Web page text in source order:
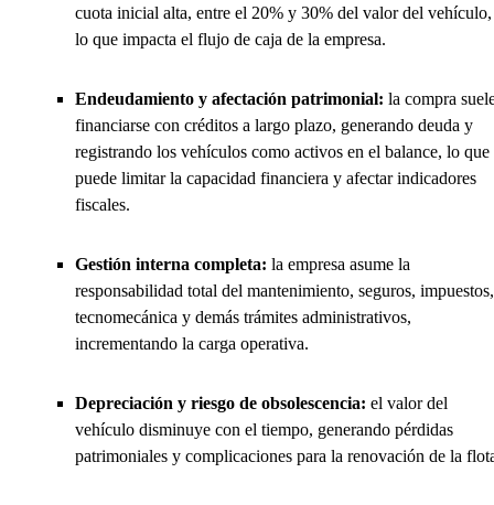
cuota inicial alta, entre el 20% y 30% del valor del vehículo,
lo que impacta el flujo de caja de la empresa.
Endeudamiento y afectación patrimonial: la compra
financiarse con créditos a largo plazo, generando deuda y
registrando los vehículos como activos en el balance, lo que
puede limitar la capacidad financiera y afectar indicadores
fiscales.
Gestión interna completa: la empresa asume la
responsabilidad total del mantenimiento, seguros, impuestos,
tecnomecánica y demás trámites administrativos,
incrementando la carga operativa.
Depreciación y riesgo de obsolescencia: el valor del
vehículo disminuye con el tiempo, generando pérdidas
patrimoniales y complicaciones para la renovación de la